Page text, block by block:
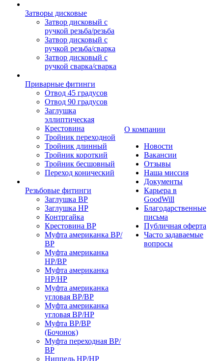
Затворы дисковые
Затвор дисковый с
ручкой резьба/резьба
Затвор дисковый с
ручкой резьба/сварка
Затвор дисковый с
ручкой сварка/сварка
Приварные фитинги
Отвод 45 градусов
Отвод 90 градусов
Заглушка
эллиптическая
Крестовина
Тройник переходной
Тройник длинный
Тройник короткий
Тройник бесшовный
Переход конический
Резьбовые фитинги
Заглушка ВР
Заглушка НР
Контргайка
Крестовина ВР
Муфта американка ВР/
ВР
Муфта американка
НР/ВР
Муфта американка
НР/НР
Муфта американка
угловая ВР/ВР
Муфта американка
угловая ВР/НР
Муфта ВР/ВР
(Бочонок)
Муфта переходная ВР/
ВР
Ниппель НР/НР
О компании
Новости
Вакансии
Отзывы
Наша миссия
Документы
Карьера в
GoodWill
Благодарственные
письма
Публичная оферта
Часто задаваемые
вопросы